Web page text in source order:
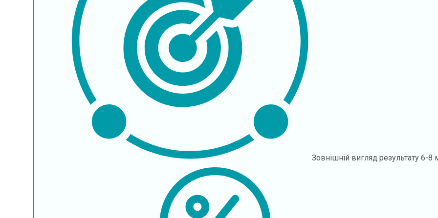
Зовнішній вигляд результату 6-8